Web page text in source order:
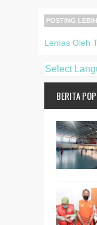
POSTING
Lemas Oleh
Select
BERITA